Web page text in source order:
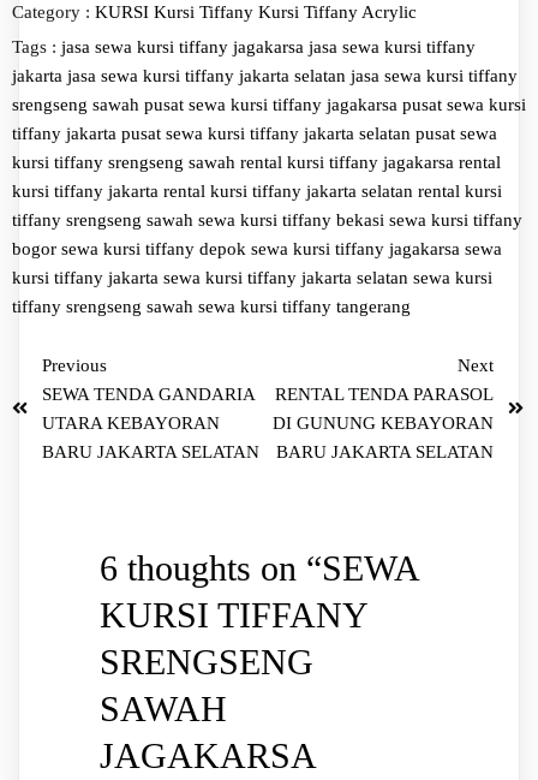
Category : KURSI Kursi Tiffany Kursi Tiffany Acrylic
Tags : jasa sewa kursi tiffany jagakarsa jasa sewa kursi tiffany
jakarta jasa sewa kursi tiffany jakarta selatan jasa sewa kursi tiffany
srengseng sawah pusat sewa kursi tiffany jagakarsa pusat sewa kursi
tiffany jakarta pusat sewa kursi tiffany jakarta selatan pusat sewa
kursi tiffany srengseng sawah rental kursi tiffany jagakarsa rental
kursi tiffany jakarta rental kursi tiffany jakarta selatan rental kursi
tiffany srengseng sawah sewa kursi tiffany bekasi sewa kursi tiffany
bogor sewa kursi tiffany depok sewa kursi tiffany jagakarsa sewa
kursi tiffany jakarta sewa kursi tiffany jakarta selatan sewa kursi
tiffany srengseng sawah sewa kursi tiffany tangerang
Previous
SEWA TENDA GANDARIA
UTARA KEBAYORAN
BARU JAKARTA SELATAN
Next
RENTAL TENDA PARASOL
DI GUNUNG KEBAYORAN
BARU JAKARTA SELATAN
6 thoughts on “SEWA
KURSI TIFFANY
SRENGSENG
SAWAH
JAGAKARSA